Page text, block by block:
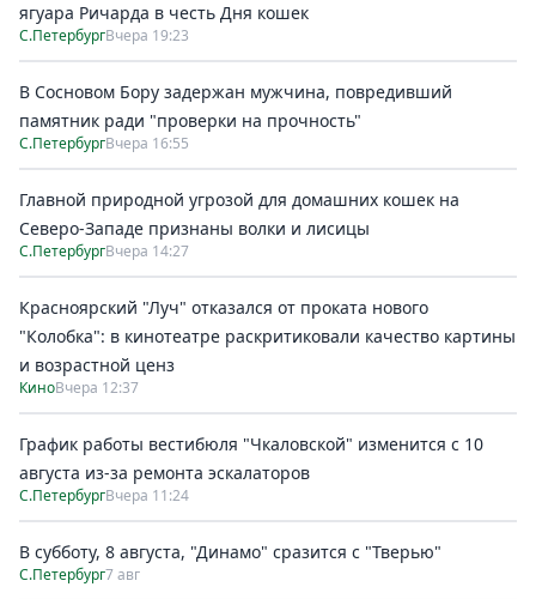
ягуара Ричарда в честь Дня кошек
С.ПетербургВчера 19:23
В Сосновом Бору задержан мужчина, повредивший
памятник ради "проверки на прочность"
С.ПетербургВчера 16:55
Главной природной угрозой для домашних кошек на
Северо-Западе признаны волки и лисицы
С.ПетербургВчера 14:27
Красноярский "Луч" отказался от проката нового
"Колобка": в кинотеатре раскритиковали качество картины
и возрастной ценз
КиноВчера 12:37
График работы вестибюля "Чкаловской" изменится с 10
августа из-за ремонта эскалаторов
С.ПетербургВчера 11:24
В субботу, 8 августа, "Динамо" сразится с "Тверью"
С.Петербург7 авг